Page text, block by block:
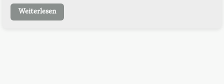
Weiterlesen